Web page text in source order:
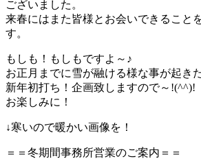
ございました。
来春にはまた皆様とお会いできること
す。
もしも！もしもですよ～♪
お正月までに雪が融ける様な事が起き
新年初打ち！企画致しますので～!(^^)!
お楽しみに！
↓寒いので暖かい画像を！
＝＝冬期間事務所営業のご案内＝＝